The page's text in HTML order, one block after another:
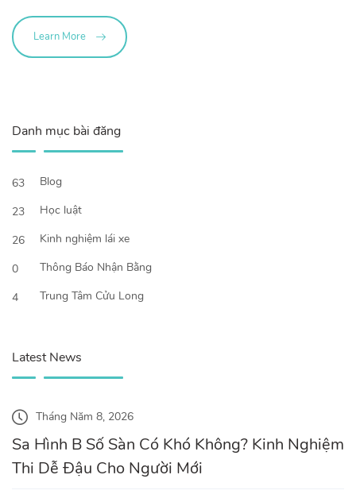
Learn More
Danh mục bài đăng
63
Blog
23
Học luật
26
Kinh nghiệm lái xe
0
Thông Báo Nhận Bằng
4
Trung Tâm Cửu Long
Latest News
Tháng Năm 8, 2026
Sa Hình B Số Sàn Có Khó Không? Kinh Nghiệm
Thi Dễ Đậu Cho Người Mới